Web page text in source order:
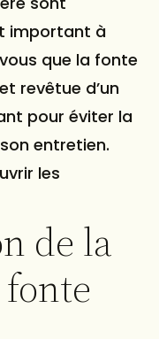
important à
que la fonte
revêtue d’un
pour éviter la
entretien.
les
de la